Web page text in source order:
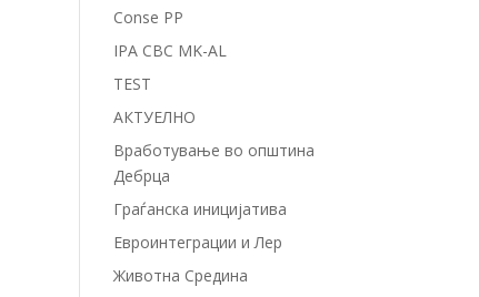
Conse PP
IPA CBC MK-AL
TEST
АКТУЕЛНО
Вработување во општина
Дебрца
Граѓанска иницијатива
Евроинтеграции и Лер
Животна Средина